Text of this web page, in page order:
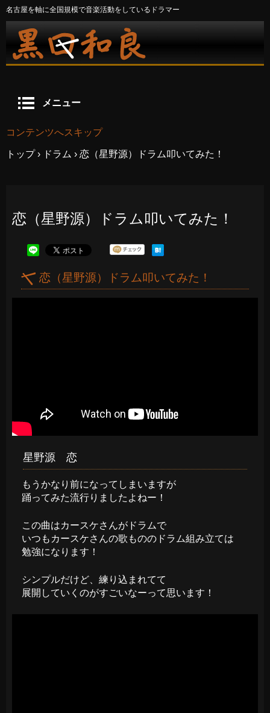
名古屋を軸に全国規模で音楽活動をしているドラマー
メニュー
コンテンツへスキップ
トップ › ドラム › 恋（星野源）ドラム叩いてみた！
恋（星野源）ドラム叩いてみた！
恋（星野源）ドラム叩いてみた！
星野源 恋
もうかなり前になってしまいますが
踊ってみた流行りましたよねー！
この曲はカースケさんがドラムで
いつもカースケさんの歌もののドラム組み立ては
勉強になります！
シンプルだけど、練り込まれてて
展開していくのがすごいなーって思います！